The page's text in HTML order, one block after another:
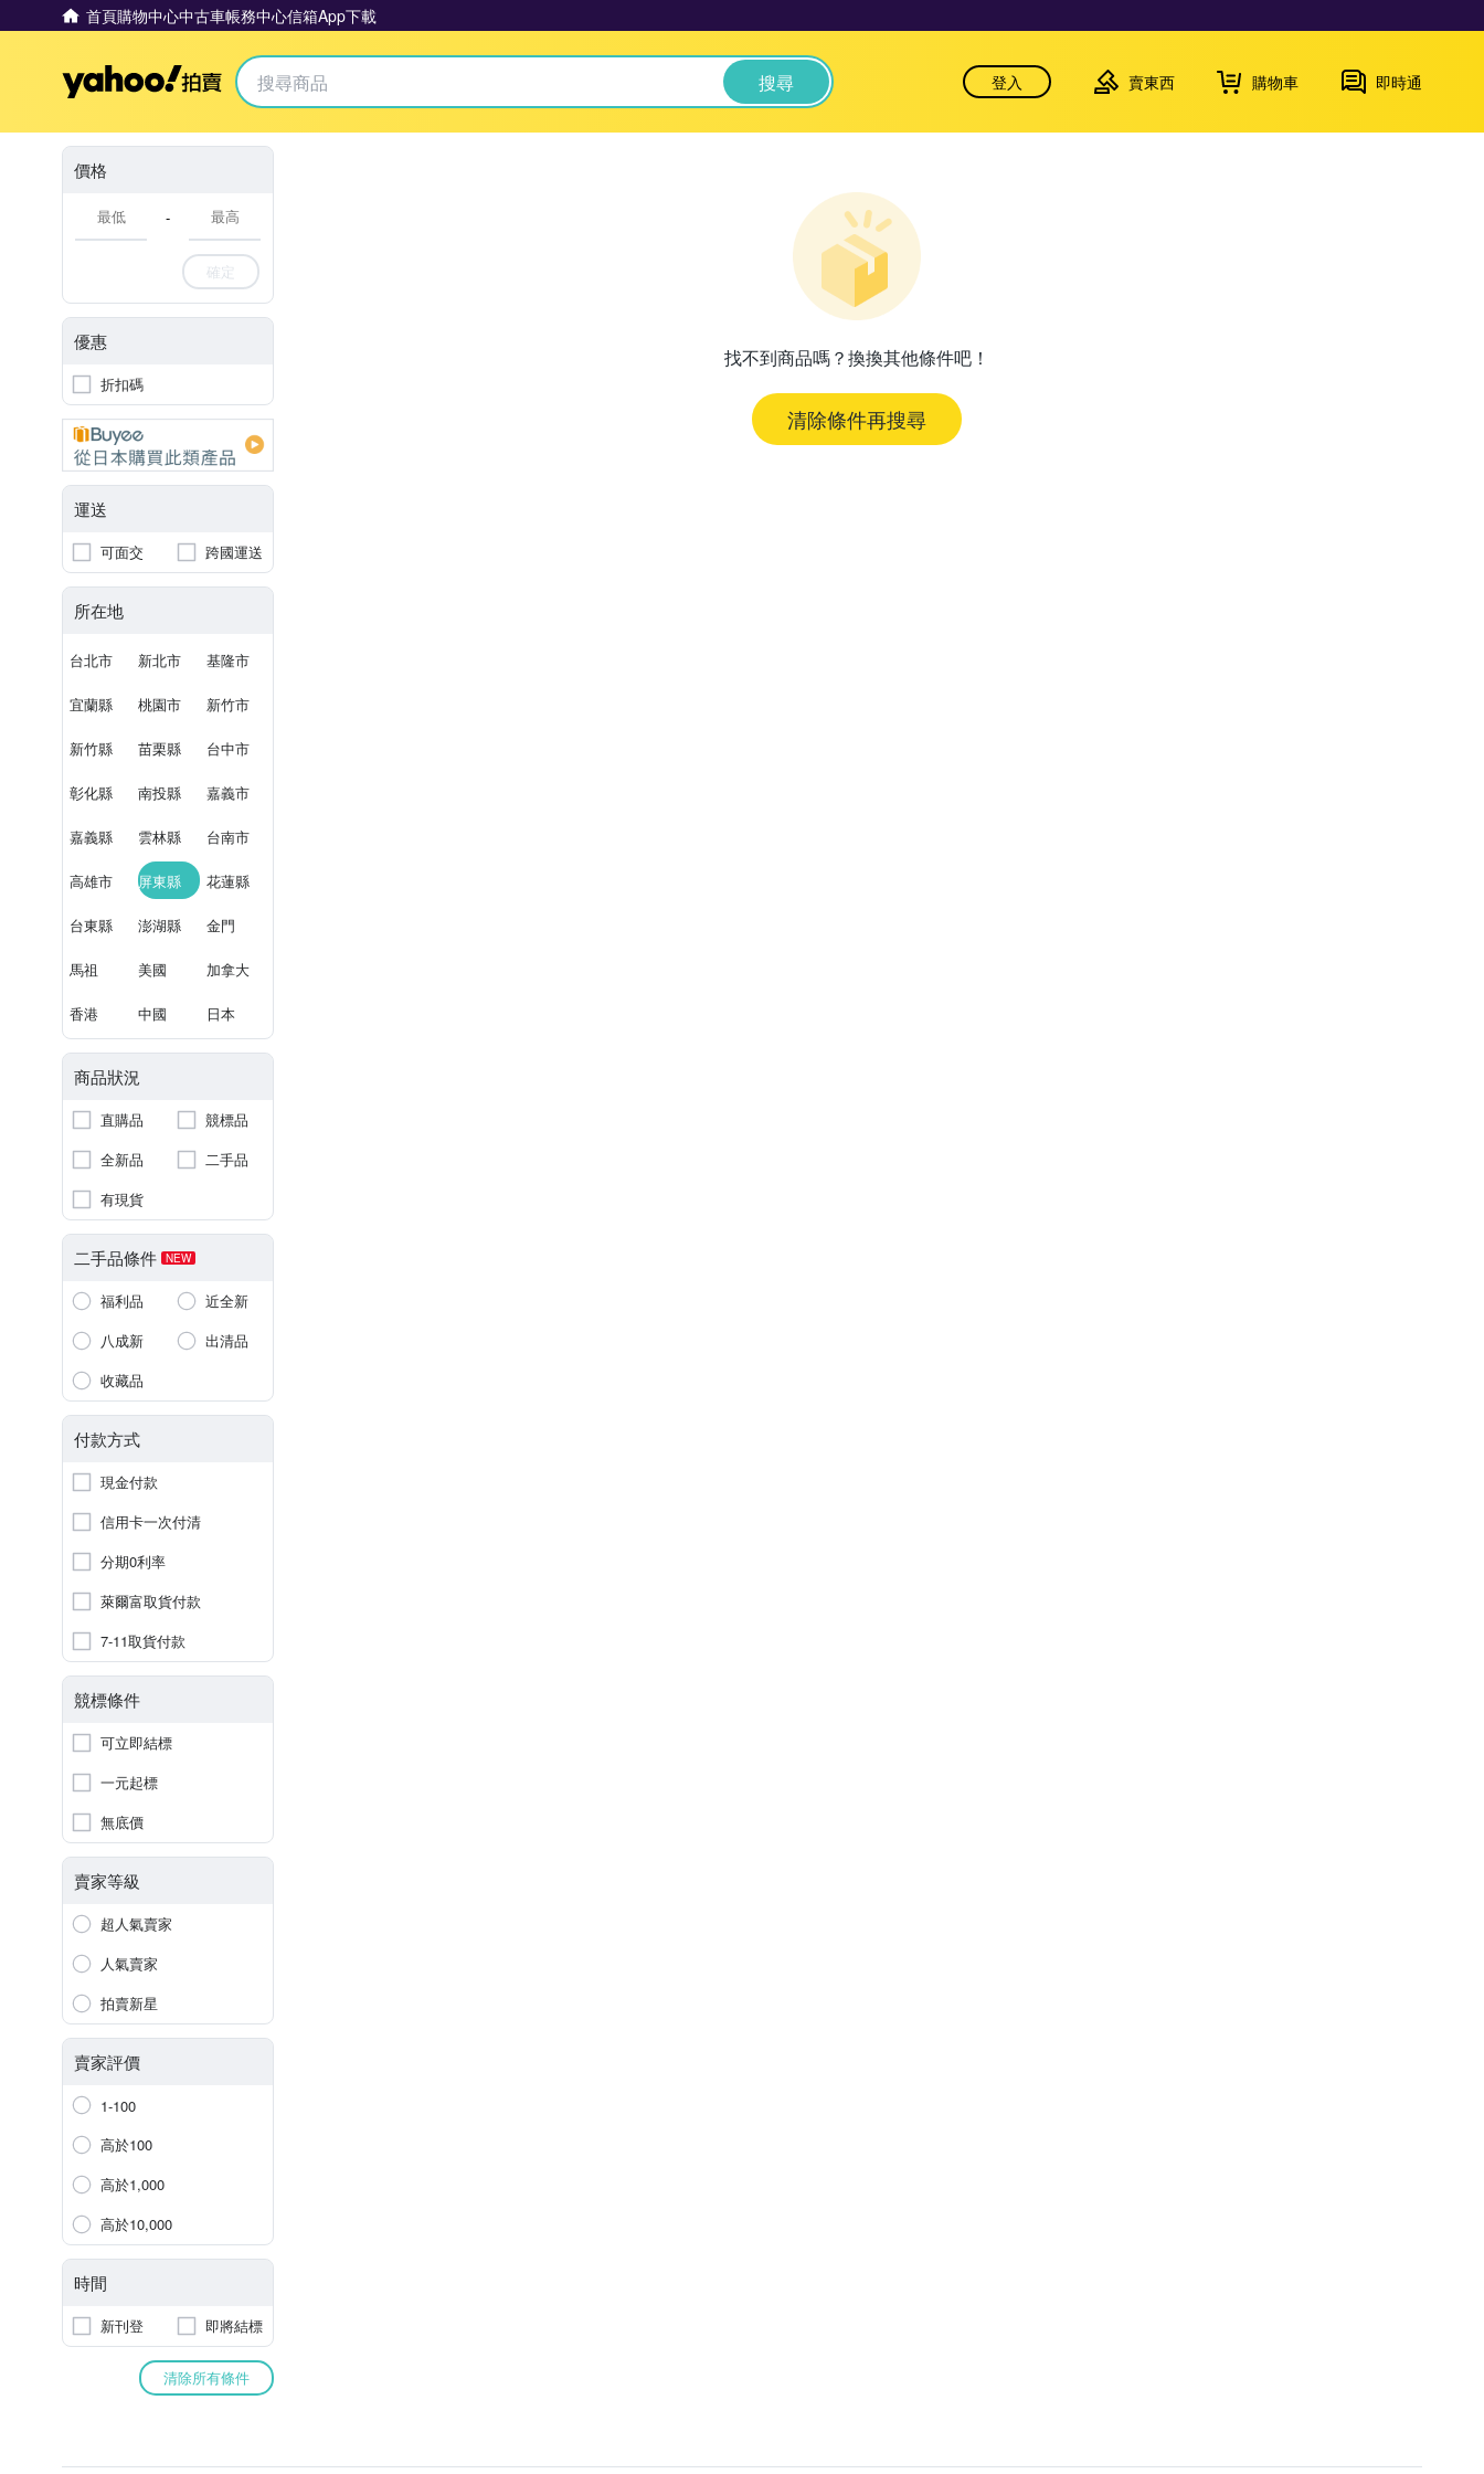
首頁購物中心中古車帳務中心信箱App下載
Yahoo拍賣 搜尋 登入 賣東西 購物車 即時通
價格
-
確定
優惠
折扣碼
運送
可面交 跨國運送
所在地
台北市 新北市 基隆市
宜蘭縣 桃園市 新竹市
新竹縣 苗栗縣 台中市
彰化縣 南投縣 嘉義市
嘉義縣 雲林縣 台南市
高雄市 屏東縣 花蓮縣
台東縣 澎湖縣 金門
馬祖 美國 加拿大
香港 中國 日本
商品狀況
直購品
競標品
全新品
二手品
有現貨
二手品條件 NEW
福利品
近全新
八成新
出清品
收藏品
付款方式
現金付款
信用卡一次付清
分期0利率
萊爾富取貨付款
7-11取貨付款
競標條件
可立即結標
一元起標
無底價
賣家等級
超人氣賣家
人氣賣家
拍賣新星
賣家評價
1-100
高於100
高於1,000
高於10,000
時間
新刊登 即將結標
清除所有條件
找不到商品嗎？換換其他條件吧！
清除條件再搜尋